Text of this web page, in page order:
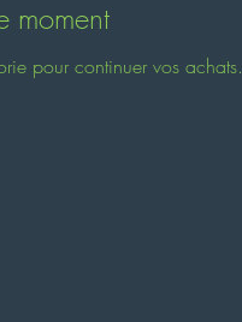
moment
pour continuer vos achats.